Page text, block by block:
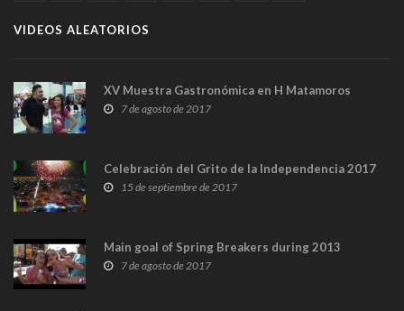
VIDEOS ALEATORIOS
XV Muestra Gastronómica en H Matamoros
7 de agosto de 2017
Celebración del Grito de la Independencia 2017
15 de septiembre de 2017
Main goal of Spring Breakers during 2013
7 de agosto de 2017